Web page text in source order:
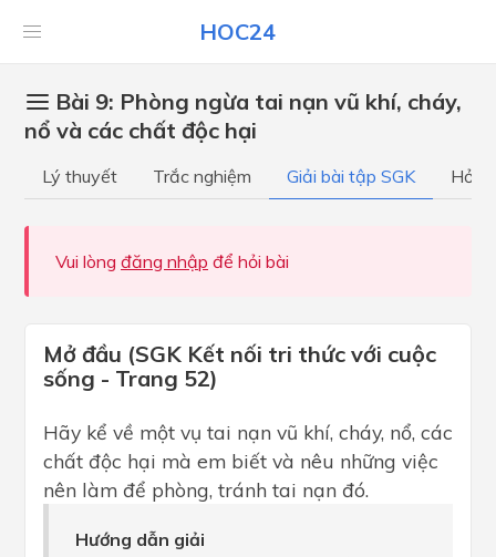
HOC24
Bài 9: Phòng ngừa tai nạn vũ khí, cháy,
nổ và các chất độc hại
Lý thuyết Trắc nghiệm Giải bài tập SGK Hỏi
Vui lòng đăng nhập để hỏi bài
Mở đầu (SGK Kết nối tri thức với cuộc
sống - Trang 52)
Hãy kể về một vụ tai nạn vũ khí, cháy, nổ, các
chất độc hại mà em biết và nêu những việc
nên làm để phòng, tránh tai nạn đó.
Hướng dẫn giải